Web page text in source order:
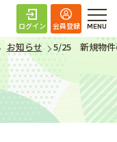
住まいの専門店 ハ
ログイン 会員登録
お知らせ 5/25 新規物件